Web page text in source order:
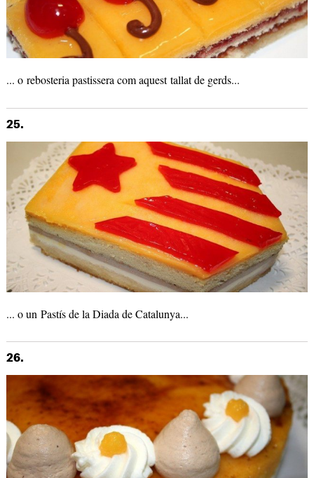
... o rebosteria pastissera com aquest tallat de gerds...
25.
... o un Pastís de la Diada de Catalunya...
26.